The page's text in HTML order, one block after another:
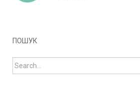
ПОШУК
Search for: